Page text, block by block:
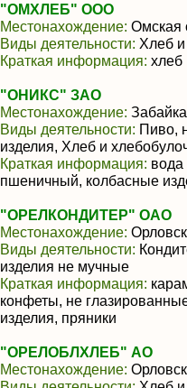
"ОМХЛЕБ" ООО
Местонахождение: Омская
Виды деятельности: Хлеб
Краткая информация: хлеб
"ОНИКС" ЗАО
Местонахождение:
Виды деятельности: Пиво,
изделия, Хлеб и
Краткая информация: вода
пшеничный, колбасные
"ОРЕЛКОНДИТЕР" ОАО
Местонахождение:
Виды деятельности:
изделия не мучные
Краткая информация:
конфеты, не
изделия, пряники
"ОРЕЛОБЛХЛЕБ" АО
Местонахождение: